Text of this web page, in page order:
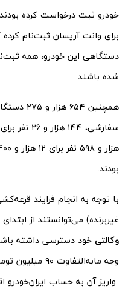
دستگاهی این خودرو، همه
شده باشند.
بودند.
با توجه به انجام فرایند
غیربرنده) می‌توانستند از
وکالتی خود دسترسی داشته
وجه
واریز آن به حساب ایران‌خودرو